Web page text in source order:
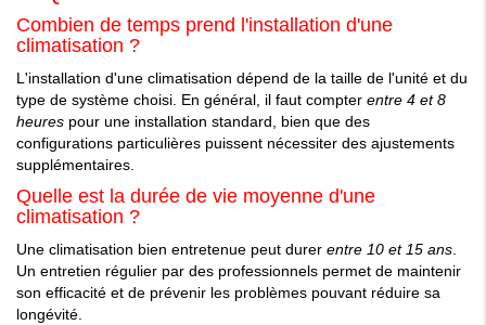
Combien de temps prend l'installation d'une
climatisation ?
L'installation d'une climatisation dépend de la taille de l'unité et du
type de système choisi. En général, il faut compter entre 4 et 8
heures pour une installation standard, bien que des
configurations particulières puissent nécessiter des ajustements
supplémentaires.
Quelle est la durée de vie moyenne d'une
climatisation ?
Une climatisation bien entretenue peut durer entre 10 et 15 ans.
Un entretien régulier par des professionnels permet de maintenir
son efficacité et de prévenir les problèmes pouvant réduire sa
longévité.